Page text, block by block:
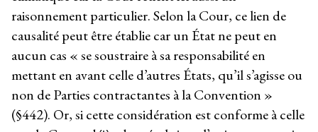
raisonnement particulier. Selon la Cour, ce lien de
causalité peut être établie car un État ne peut en
aucun cas « se soustraire à sa responsabilité en
mettant en avant celle d’autres États, qu’il s’agisse ou
non de Parties contractantes à la Convention »
(§442). Or, si cette considération est conforme à celle